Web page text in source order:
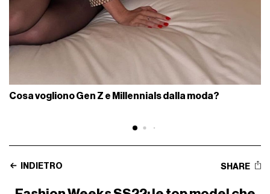
Cosa vogliono Gen Z e Millennials dalla moda?
INDIETRO SHARE